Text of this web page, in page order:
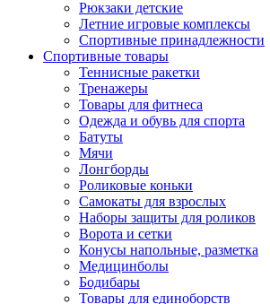
Рюкзаки детские
Летние игровые комплексы
Спортивные принадлежности
Спортивные товары
Теннисные ракетки
Тренажеры
Товары для фитнеса
Одежда и обувь для спорта
Батуты
Мячи
Лонгборды
Роликовые коньки
Самокаты для взрослых
Наборы защиты для роликов
Ворота и сетки
Конусы напольные, разметка
Медицинболы
Бодибары
Товары для единоборств